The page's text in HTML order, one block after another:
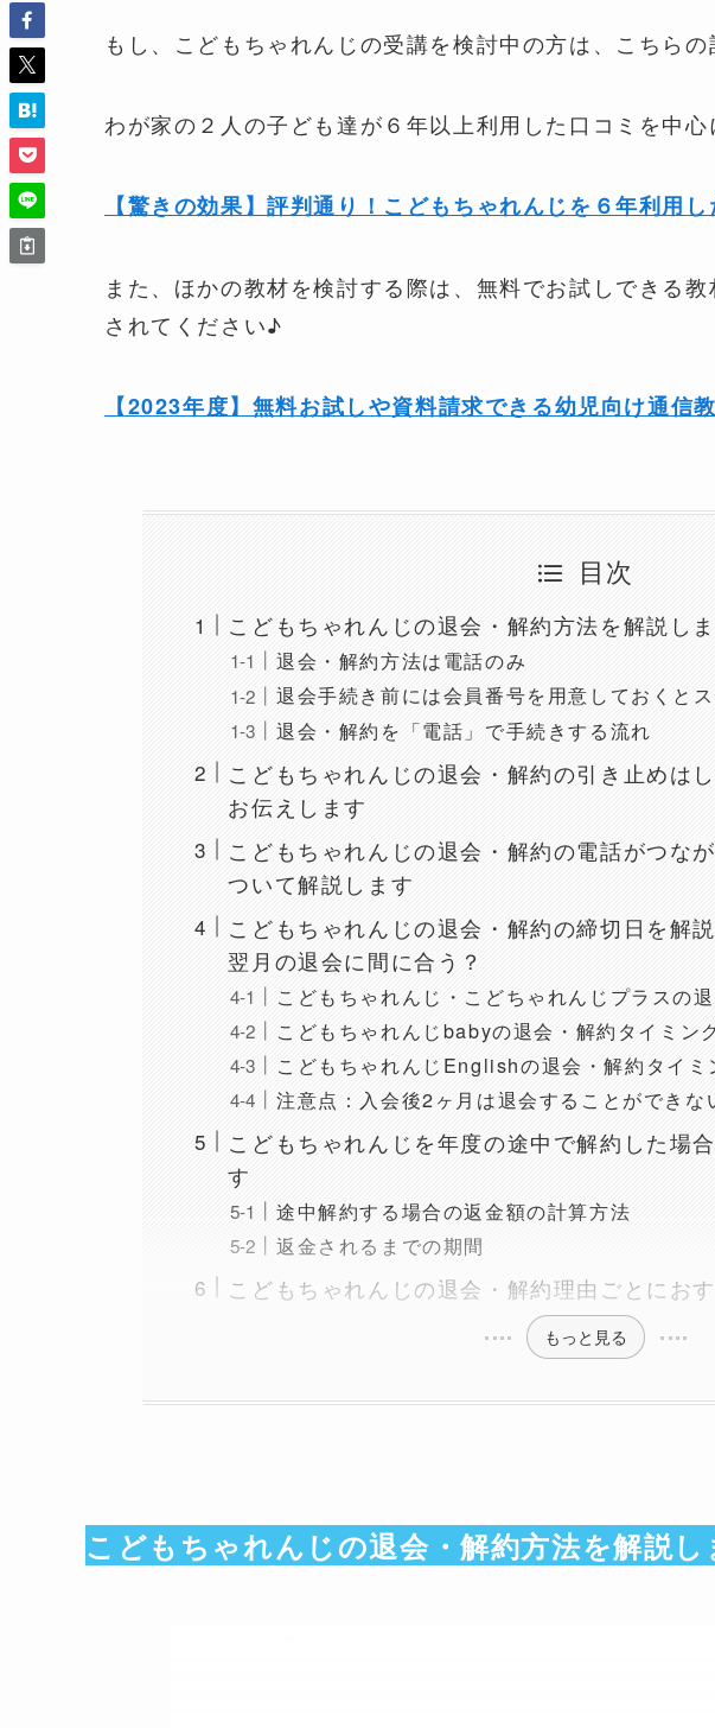
もし、こどもちゃれんじの受講を検討中の方は、こちら
わが家の２人の子ども達が６年以上利用した口コミを中心
【驚きの効果】評判通り！こどもちゃれんじを６年利用
また、ほかの教材を検討する際は、無料でお試しできる
されてください♪
【2023年度】無料お試しや資料請求できる幼児向け通信
目次
こどもちゃれんじの退会・解約方法を解説し
退会・解約方法は電話のみ
退会手続き前には会員番号を用意しておくと
退会・解約を「電話」で手続きする流れ
こどもちゃれんじの退会・解約の引き止めは
お伝えします
こどもちゃれんじの退会・解約の電話がつな
ついて解説します
こどもちゃれんじの退会・解約の締切日を解
翌月の退会に間に合う？
こどもちゃれんじ・こどちゃれんじプラスの
こどもちゃれんじbabyの退会・解約タイミン
こどもちゃれんじEnglishの退会・解約タイミ
注意点：入会後2ヶ月は退会することができな
こどもちゃれんじを年度の途中で解約した場
す
途中解約する場合の返金額の計算方法
返金されるまでの期間
こどもちゃれんじの退会・解約理由ごとにお
もっと見る
こどもちゃれんじの退会・解約方法を解説し